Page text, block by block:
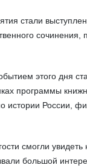
стали
этого дня
программы
истории России,
смогли увидеть
большой